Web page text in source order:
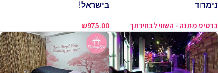
נימרוד
כרטיס מתנה - השווי לבחירתך
בישראל!
₪975.00